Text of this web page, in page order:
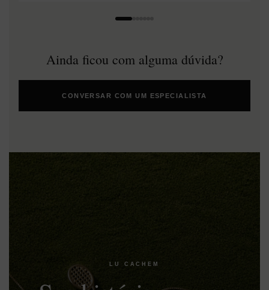
Ainda ficou com alguma dúvida?
CONVERSAR COM UM ESPECIALISTA
LU CACHEM